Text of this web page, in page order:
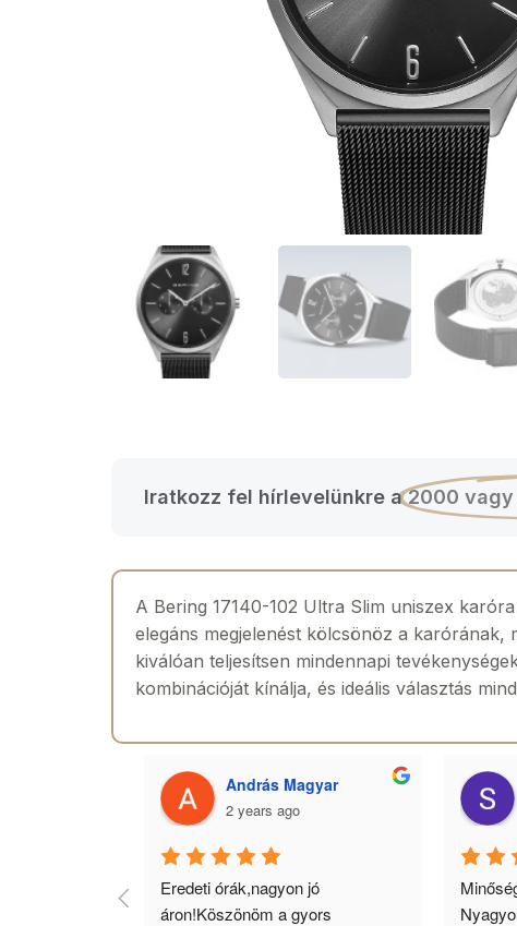
Iratkozz fel hírlevelünkre a2000 vagy
A Bering 17140-102 Ultra Slim uniszex
elegáns megjelenést kölcsönöz a
kiválóan teljesítsen mindennapi
kombinációját kínálja, és ideális választás
András Magyar
2 years ago
Eredeti órák,nagyon jó
áron!Köszönöm a gyors